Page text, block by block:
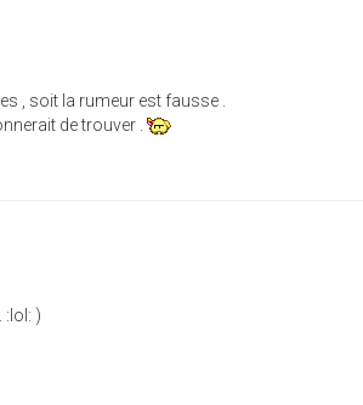
, soit la rumeur est fausse .
de trouver .
:lol: )